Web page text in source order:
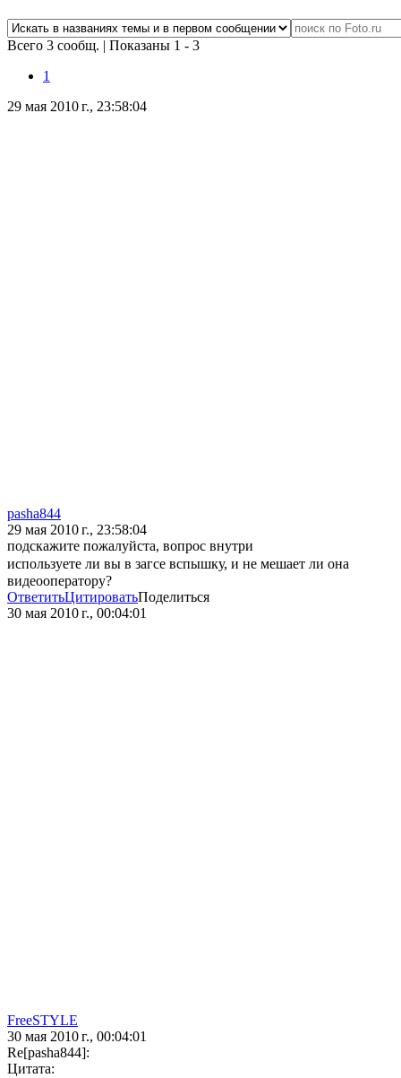
Всего 3 сообщ. | Показаны 1 - 3
1
29 мая 2010 г., 23:58:04
pasha844
29 мая 2010 г., 23:58:04
подскажите пожалуйста, вопрос внутри
используете ли вы в загсе вспышку, и не мешает ли она
видеооператору?
ОтветитьЦитироватьПоделиться
30 мая 2010 г., 00:04:01
FreeSTYLE
30 мая 2010 г., 00:04:01
Re[pasha844]:
Цитата: